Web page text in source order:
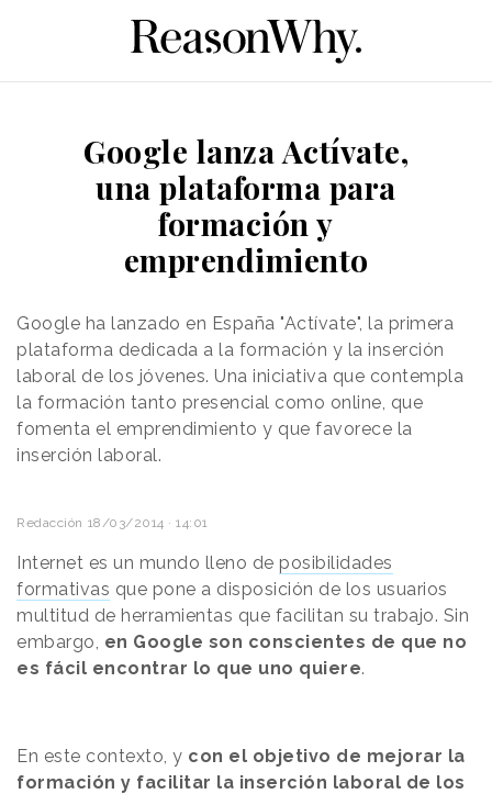
Google lanza Actívate,
una plataforma para
formación y
emprendimiento
Google ha lanzado en España "Actívate", la primera
plataforma dedicada a la formación y la inserción
laboral de los jóvenes. Una iniciativa que contempla
la formación tanto presencial como online, que
fomenta el emprendimiento y que favorece la
inserción laboral.
Redacción 18/03/2014 · 14:01
Internet es un mundo lleno de posibilidades
formativas que pone a disposición de los usuarios
multitud de herramientas que facilitan su trabajo. Sin
embargo, en Google son conscientes de que no
es fácil encontrar lo que uno quiere.
En este contexto, y con el objetivo de mejorar la
formación y facilitar la inserción laboral de los